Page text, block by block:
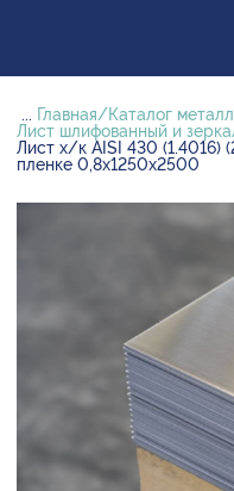
... Главная Каталог
Лист шлифованный и
Лист х/к AISI 430 (1.4016)
пленке 0,8х1250х2500